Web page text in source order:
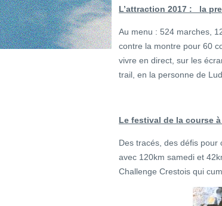
L’attraction 2017 : la
Au menu : 524 marches,
contre la montre pour 60
vivre en direct, sur les
trail, en la personne de
Le festival de la course
Des tracés, des défis pour
avec 120km samedi et
Challenge Crestois qui